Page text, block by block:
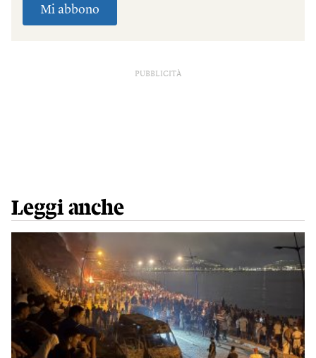
PUBBLICITÀ
Leggi anche